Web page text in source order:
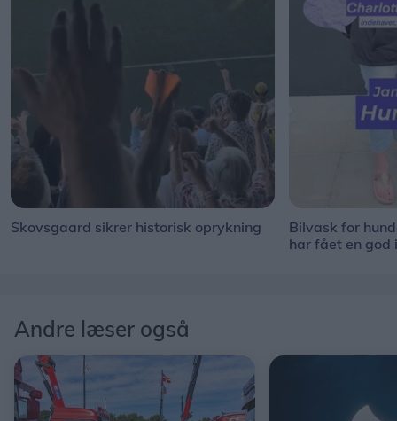
Skovsgaard sikrer historisk oprykning
Bilvask for
har fået en god
Andre læser også